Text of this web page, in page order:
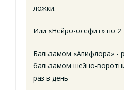
ложки.
Или «Нейро-олефит» по 2
Бальзамом «Апифлора» -
бальзамом шейно-
раз в день